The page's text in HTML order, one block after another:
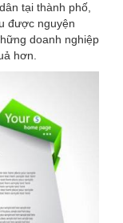
tại thành phố,
được nguyện
doanh nghiệp
hơn.